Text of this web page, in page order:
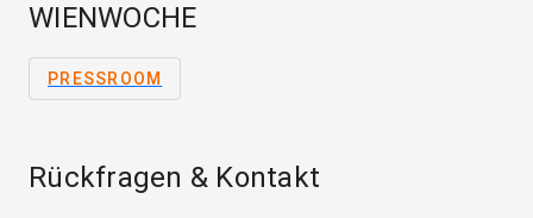
WIENWOCHE
PRESSROOM
Rückfragen & Kontakt